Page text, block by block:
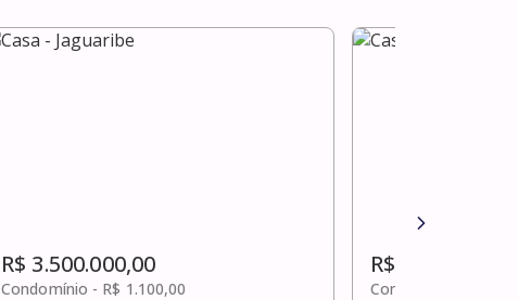
R$ 3.500.000,00
Condomínio - R$ 1.100,00
R$
Condomínio -